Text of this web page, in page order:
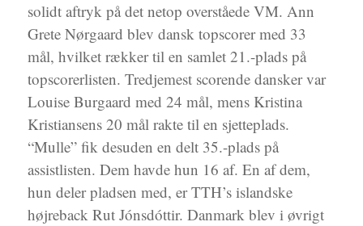
solidt aftryk på det netop overståede VM. Ann
Grete Nørgaard blev dansk topscorer med 33
mål, hvilket rækker til en samlet 21.-plads på
topscorerlisten. Tredjemest scorende dansker var
Louise Burgaard med 24 mål, mens Kristina
Kristiansens 20 mål rakte til en sjetteplads.
“Mulle” fik desuden en delt 35.-plads på
assistlisten. Dem havde hun 16 af. En af dem,
hun deler pladsen med, er TTH’s islandske
højreback Rut Jónsdóttir. Danmark blev i øvrigt